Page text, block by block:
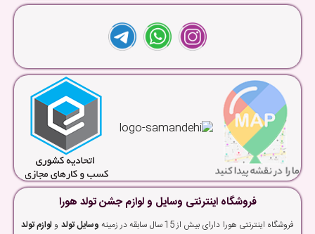
فروشگاه اینترنتی وسایل و لوازم جشن تولد هورا
فروشگاه اینترنتی هورا دارای بیش از 15 سال سابقه در زمینه وسایل تولد و لوازم تولد